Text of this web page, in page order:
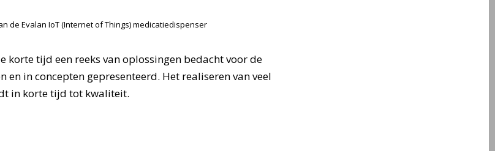
de Evalan IoT (Internet of Things) medicatiedispenser
korte tijd een reeks van oplossingen bedacht voor de
en in concepten gepresenteerd. Het realiseren van veel
in korte tijd tot kwaliteit.